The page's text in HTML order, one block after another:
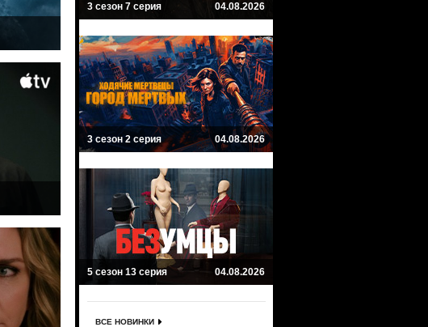
3 сезон 7 серия 04.08.2026
3 сезон 2 серия 04.08.2026
5 сезон 13 серия 04.08.2026
ВСЕ НОВИНКИ